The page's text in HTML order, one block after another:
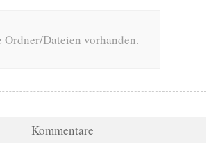
Ordner/Dateien vorhanden.
Kommentare